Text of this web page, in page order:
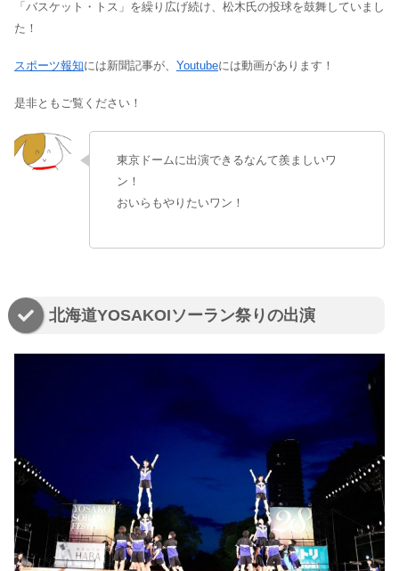
「バスケット・トス」を繰り広げ続け、松木氏の投球を鼓舞していまし
た！
スポーツ報知には新聞記事が、 Youtubeには動画があります！
是非ともご覧ください！
東京ドームに出演できるなんて羨ましいワ
ン！
おいらもやりたいワン！
北海道YOSAKOIソーラン祭りの出演